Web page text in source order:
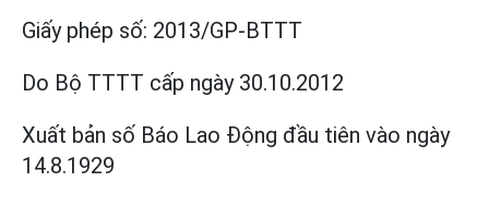
Giấy phép số: 2013/GP-BTTT
Do Bộ TTTT cấp ngày 30.10.2012
Xuất bản số Báo Lao Động đầu tiên vào ngày
14.8.1929